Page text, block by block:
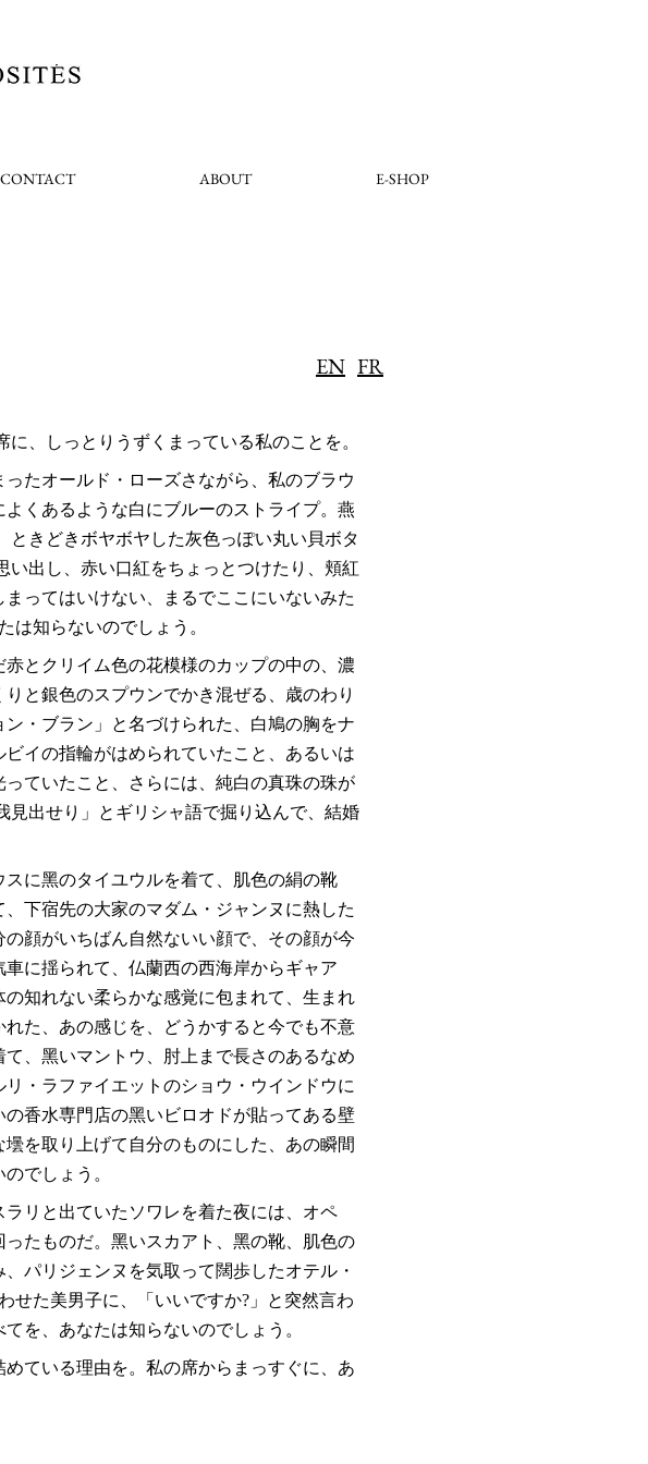
CONTACT ABOUT E-SHOP
EN FR
、しっとりうずくまっている私のことを。
たオールド・ローズさながら、私のブラウ
くあるような白にブルーのストライプ。燕
きどきボヤボヤした灰色っぽい丸い貝ボタ
い出し、赤い口紅をちょっとつけたり、頬紅
ってはいけない、まるでここにいないみた
は知らないのでしょう。
とクリイム色の花模様のカップの中の、濃
と銀色のスプウンでかき混ぜる、歳のわり
・ブラン」と名づけられた、白鳩の胸をナ
イの指輪がはめられていたこと、あるいは
ていたこと、さらには、純白の真珠の珠が
出せり」とギリシャ語で掘り込んで、結婚
に黑のタイユウルを着て、肌色の絹の靴
下宿先の大家のマダム・ジャンヌに熱した
顔がいちばん自然ないい顔で、その顔が今
に揺られて、仏蘭⻄の⻄海岸からギャア
知れない柔らかな感覚に包まれて、生まれ
た、あの感じを、どうかすると今でも不意
、黑いマントウ、肘上まで⻑さのあるなめ
・ラファイエットのショウ・ウインドウに
香水専門店の黑いビロオドが貼ってある壁
を取り上げて自分のものにした、あの瞬間
でしょう。
リと出ていたソワレを着た夜には、オペ
たものだ。黑いスカアト、黑の靴、肌色の
パリジェンヌを気取って闊歩したオテル・
せた美男子に、「いいですか?」と突然言わ
を、あなたは知らないのでしょう。
ている理由を。私の席からまっすぐに、あ